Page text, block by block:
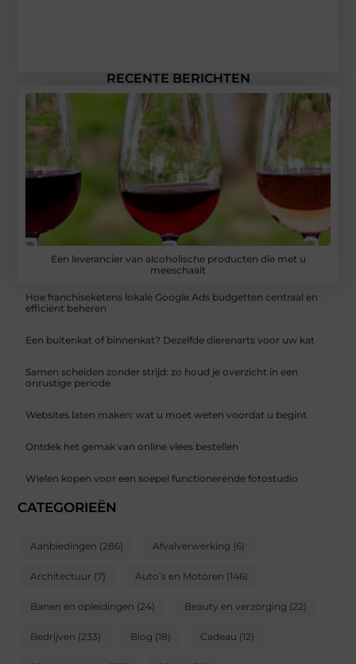
RECENTE BERICHTEN
Een leverancier van alcoholische producten die met u
meeschaalt
Hoe franchiseketens lokale Google Ads budgetten centraal en
efficiënt beheren
Een buitenkat of binnenkat? Dezelfde dierenarts voor uw kat
Samen scheiden zonder strijd: zo houd je overzicht in een
onrustige periode
Websites laten maken: wat u moet weten voordat u begint
Ontdek het gemak van online vlees bestellen
Wielen kopen voor een soepel functionerende fotostudio
CATEGORIEËN
Aanbiedingen (286) Afvalverwerking (6)
Architectuur (7) Auto’s en Motoren (146)
Banen en opleidingen (24) Beauty en verzorging (22)
Bedrijven (233) Blog (18) Cadeau (12)